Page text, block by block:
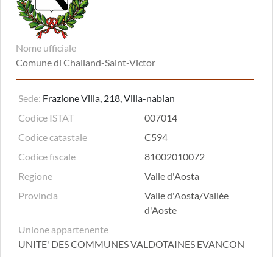
Nome ufficiale
Comune di Challand-Saint-Victor
Sede: Frazione Villa, 218, Villa-nabian
Codice ISTAT
007014
Codice catastale
C594
Codice fiscale
81002010072
Regione
Valle d'Aosta
Provincia
Valle d'Aosta/Vallée
d'Aoste
Unione appartenente
UNITE' DES COMMUNES VALDOTAINES EVANCON